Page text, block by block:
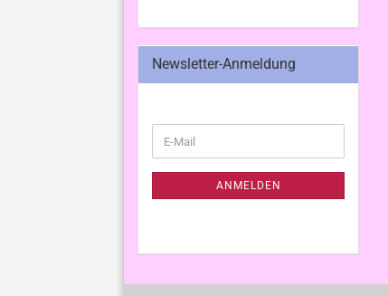
Newsletter-Anmeldung
ZUR
ANMELDUNG
E-
Mail
ANMELDEN